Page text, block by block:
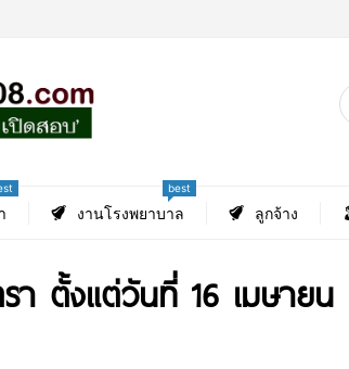
งานโรงพยาบาล
best
ลูกจ้าง
า ตั้งแต่วันที่ 16 เมษา